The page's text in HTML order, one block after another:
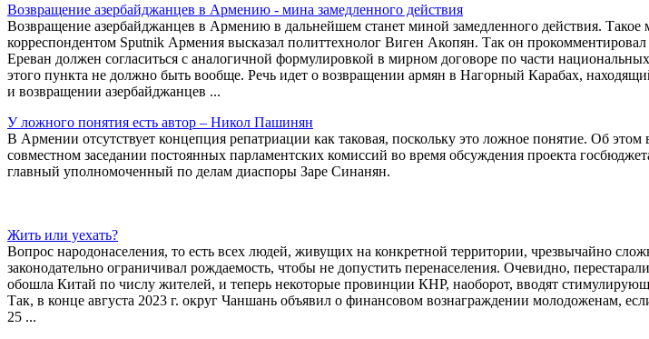
Возвращение азербайджанцев в Армению - мина замедленного действия
Возвращение азербайджанцев в Армению в дальнейшем станет миной замедленного действия. Такое
корреспондентом Sputnik Армения высказал политтехнолог Виген Акопян. Так он прокомментировал
Ереван должен согласиться с аналогичной формулировкой в мирном договоре по части
этого пункта не должно быть вообще. Речь идет о возвращении армян в Нагорный Карабах,
и возвращении азербайджанцев ...
У ложного понятия есть автор – Никол Пашинян
В Армении отсутствует концепция репатриации как таковая, поскольку это ложное понятие. Об
совместном заседании постоянных парламентских комиссий во время обсуждения проекта
главный уполномоченный по делам диаспоры Заре Синанян.
Жить или уехать?
Вопрос народонаселения, то есть всех людей, живущих на конкретной территории, чрезвычайно
законодательно ограничивал рождаемость, чтобы не допустить перенаселения. Очевидно,
обошла Китай по числу жителей, и теперь некоторые провинции КНР, наоборот, вводят
Так, в конце августа 2023 г. округ Чаншань объявил о финансовом вознаграждении молодоженам,
25 ...